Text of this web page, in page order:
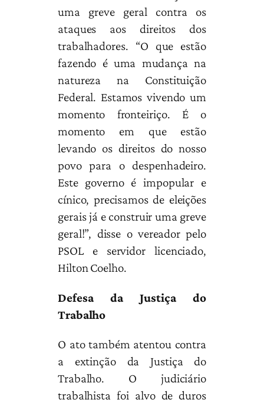
uma greve geral contra os
ataques aos direitos dos
trabalhadores. “O que estão
fazendo é uma mudança na
natureza na Constituição
Federal. Estamos vivendo um
momento fronteiriço. É o
momento em que estão
levando os direitos do nosso
povo para o despenhadeiro.
Este governo é impopular e
cínico, precisamos de eleições
gerais já e construir uma greve
geral!”, disse o vereador pelo
PSOL e servidor licenciado,
Hilton Coelho.
Defesa da Justiça do
Trabalho
O ato também atentou contra
a extinção da Justiça do
Trabalho. O judiciário
trabalhista foi alvo de duros